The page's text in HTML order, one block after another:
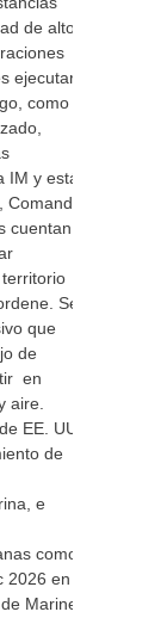
de alto
ejecutar
como
IM y está
cuentan
Se
que
de
en
aire.
EE. UU.
de
e
como
en el
Marines